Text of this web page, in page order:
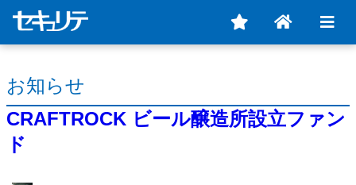
お知らせ
CRAFTROCK ビール醸造所設立ファン
ド